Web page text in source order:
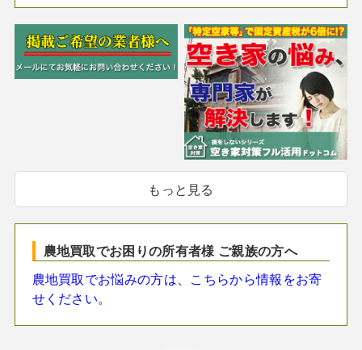
もっと見る
農地買取でお困りの所有者様 ご親族の方へ
農地買取でお悩みの方は、こちらから情報をお寄
せください。